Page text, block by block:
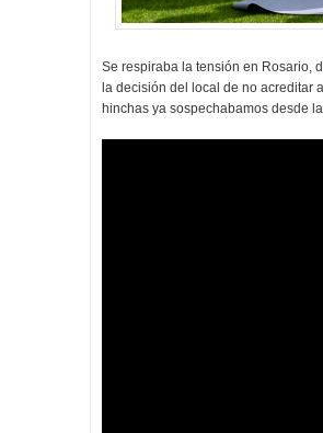
Se respiraba la tensión en Rosario,
la decisión del local de no acreditar
hinchas ya sospechabamos desde